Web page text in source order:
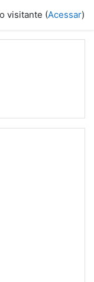
visitante (Acessar)